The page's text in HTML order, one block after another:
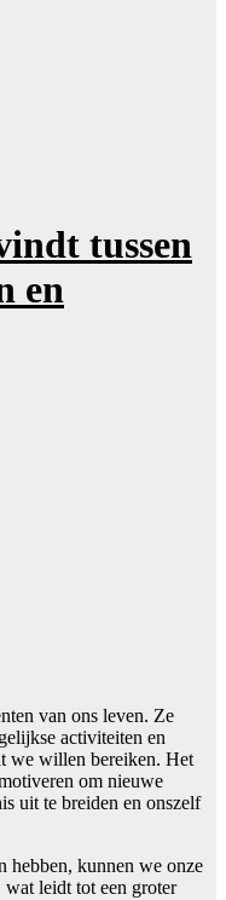
tussen
en
van ons leven. Ze
activiteiten en
we willen bereiken. Het
om nieuwe
uit te breiden en onszelf
hebben, kunnen we onze
wat leidt tot een groter